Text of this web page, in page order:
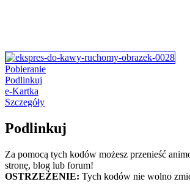
Pobieranie
Podlinkuj
e-Kartka
Szczegóły
Podlinkuj
Za pomocą tych kodów możesz przenieść
stronę, blog lub forum!
OSTRZEŻENIE: Tych kodów nie wolno